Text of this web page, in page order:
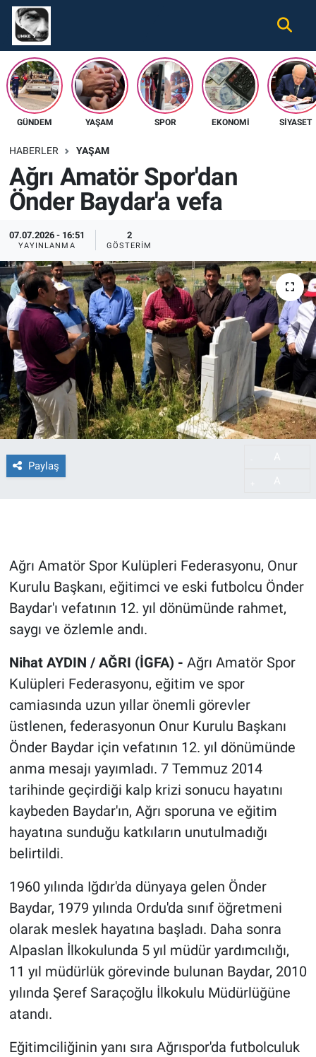
GÜNDEM YAŞAM SPOR EKONOMI SIYASET
HABERLER YAŞAM
Ağrı Amatör Spor'dan
Önder Baydar'a vefa
07.07.2026 - 16:51
YAYINLANMA
2
GÖSTERIM
Paylaş
Ağrı Amatör Spor Kulüpleri Federasyonu, Onur
Kurulu Başkanı, eğitimci ve eski futbolcu Önder
Baydar'ı vefatının 12. yıl dönümünde rahmet,
saygı ve özlemle andı.
Nihat AYDIN / AĞRI (İGFA) - Ağrı Amatör Spor
Kulüpleri Federasyonu, eğitim ve spor
camiasında uzun yıllar önemli görevler
üstlenen, federasyonun Onur Kurulu Başkanı
Önder Baydar için vefatının 12. yıl dönümünde
anma mesajı yayımladı. 7 Temmuz 2014
tarihinde geçirdiği kalp krizi sonucu hayatını
kaybeden Baydar'ın, Ağrı sporuna ve eğitim
hayatına sunduğu katkıların unutulmadığı
belirtildi.
1960 yılında Iğdır'da dünyaya gelen Önder
Baydar, 1979 yılında Ordu'da sınıf öğretmeni
olarak meslek hayatına başladı. Daha sonra
Alpaslan İlkokulunda 5 yıl müdür yardımcılığı,
11 yıl müdürlük görevinde bulunan Baydar, 2010
yılında Şeref Saraçoğlu İlkokulu Müdürlüğüne
atandı.
Eğitimciliğinin yanı sıra Ağrıspor'da futbolculuk
Gündem
Ekonomi
Spor
Tüm Haberler
İletişim
Künye
Nöbetçi Eczaneler
Hava Durumu
Namaz Vakitleri
Süper Lig Puan Durumu ve Fikstür
Tüm Manşetler
Son Dakika Haberleri
Haber Arşivi